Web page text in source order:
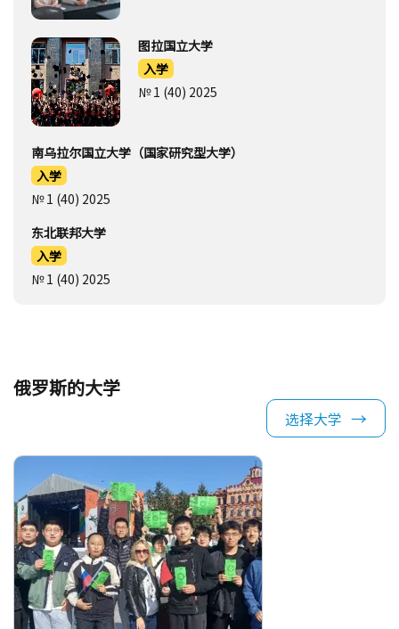
图拉国立大学
入学
№ 1 (40) 2025
南乌拉尔国立大学（国家研究型大学）
入学
№ 1 (40) 2025
东北联邦大学
入学
№ 1 (40) 2025
俄罗斯的大学
选择大学